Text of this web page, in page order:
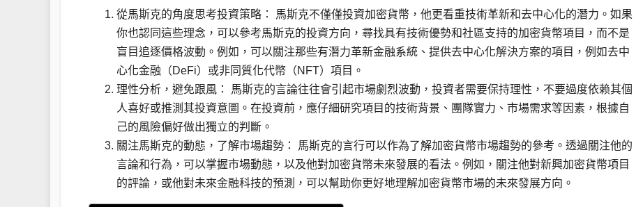
從馬斯克的角度思考投資策略： 馬斯克不僅僅投資加密貨幣，他更看重技術革新和去中心化的潛力。如果
你也認同這些理念，可以參考馬斯克的投資方向，尋找具有技術優勢和社區支持的加密貨幣項目，而不是
盲目追逐價格波動。例如，可以關注那些有潛力革新金融系統、提供去中心化解決方案的項目，例如去中
心化金融（DeFi）或非同質化代幣（NFT）項目。
理性分析，避免跟風： 馬斯克的言論往往會引起市場劇烈波動，投資者需要保持理性，不要過度依赖其個
人喜好或推測其投資意圖。在投資前，應仔細研究項目的技術背景、團隊實力、市場需求等因素，根據自
己的風險偏好做出獨立的判斷。
關注馬斯克的動態，了解市場趨勢： 馬斯克的言行可以作為了解加密貨幣市場趨勢的參考。透過關注他的
言論和行為，可以掌握市場動態，以及他對加密貨幣未來發展的看法。例如，關注他對新興加密貨幣項目
的評論，或他對未來金融科技的預測，可以幫助你更好地理解加密貨幣市場的未來發展方向。